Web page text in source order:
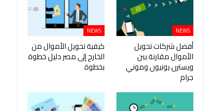
NEWS
أفضل شركات تحويل
الأموال مقارنة بين
ويسترن يونيون وموني
جرام
NEWS
كيفية تحويل الأموال من
الخارج إلى مصر دليل خطوة
بخطوة